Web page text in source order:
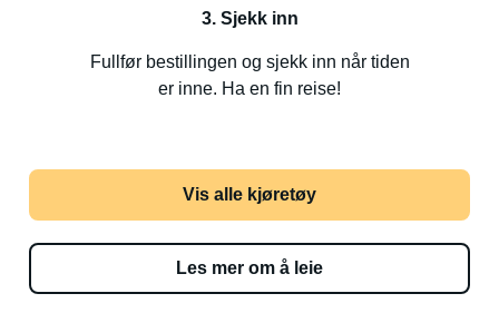
3. Sjekk inn
Fullfør bestillingen og sjekk inn når tiden
er inne. Ha en fin reise!
Vis alle kjøretøy
Les mer om å leie